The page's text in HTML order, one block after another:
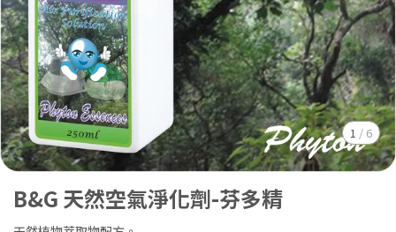
1 / 6
B&G 天然空氣淨化劑-芬多精